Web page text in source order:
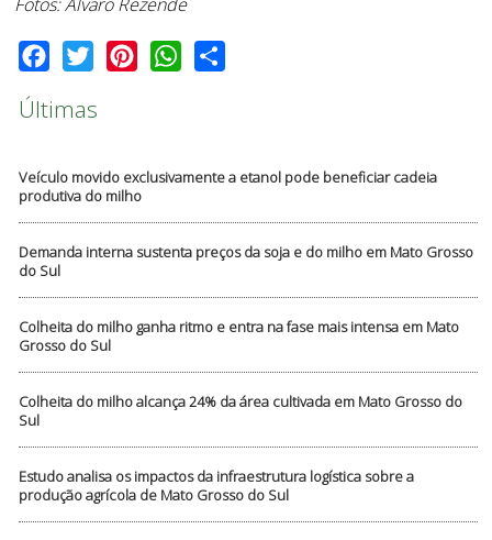
Últimas
Veículo movido exclusivamente a etanol pode beneficiar cadeia
produtiva do milho
Demanda interna sustenta preços da soja e do milho em Mato Grosso
do Sul
Colheita do milho ganha ritmo e entra na fase mais intensa em Mato
Grosso do Sul
Colheita do milho alcança 24% da área cultivada em Mato Grosso do
Sul
Estudo analisa os impactos da infraestrutura logística sobre a
produção agrícola de Mato Grosso do Sul
Facebook
Twitter PinterestWhatsApp